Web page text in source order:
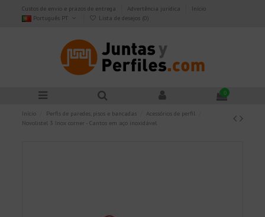
Custos de envio e prazos de entrega Advertência jurídica
Início
Português PT
Lista de desejos (0)
0
Início Perfis de paredes, pisos e bancadas
Acessórios de perfil
Novolistel 3 Inox corner - Cantos em aço inoxidável